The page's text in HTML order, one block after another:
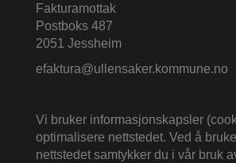
Fakturamottak
Postboks 487
2051 Jessheim
efaktura@ullensaker.kommune.no
Vi bruker informasjonskapsler
optimalisere nettstedet. Ved å
nettstedet samtykker du i vår bruk